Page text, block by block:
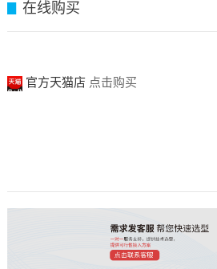
在线购买
官方天猫店 点击购买